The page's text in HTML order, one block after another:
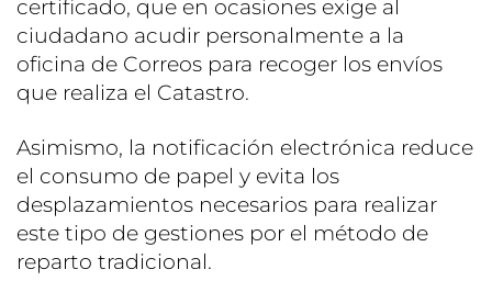
certificado, que en ocasiones exige al
ciudadano acudir personalmente a la
oficina de Correos para recoger los envíos
que realiza el Catastro.
Asimismo, la notificación electrónica reduce
el consumo de papel y evita los
desplazamientos necesarios para realizar
este tipo de gestiones por el método de
reparto tradicional.